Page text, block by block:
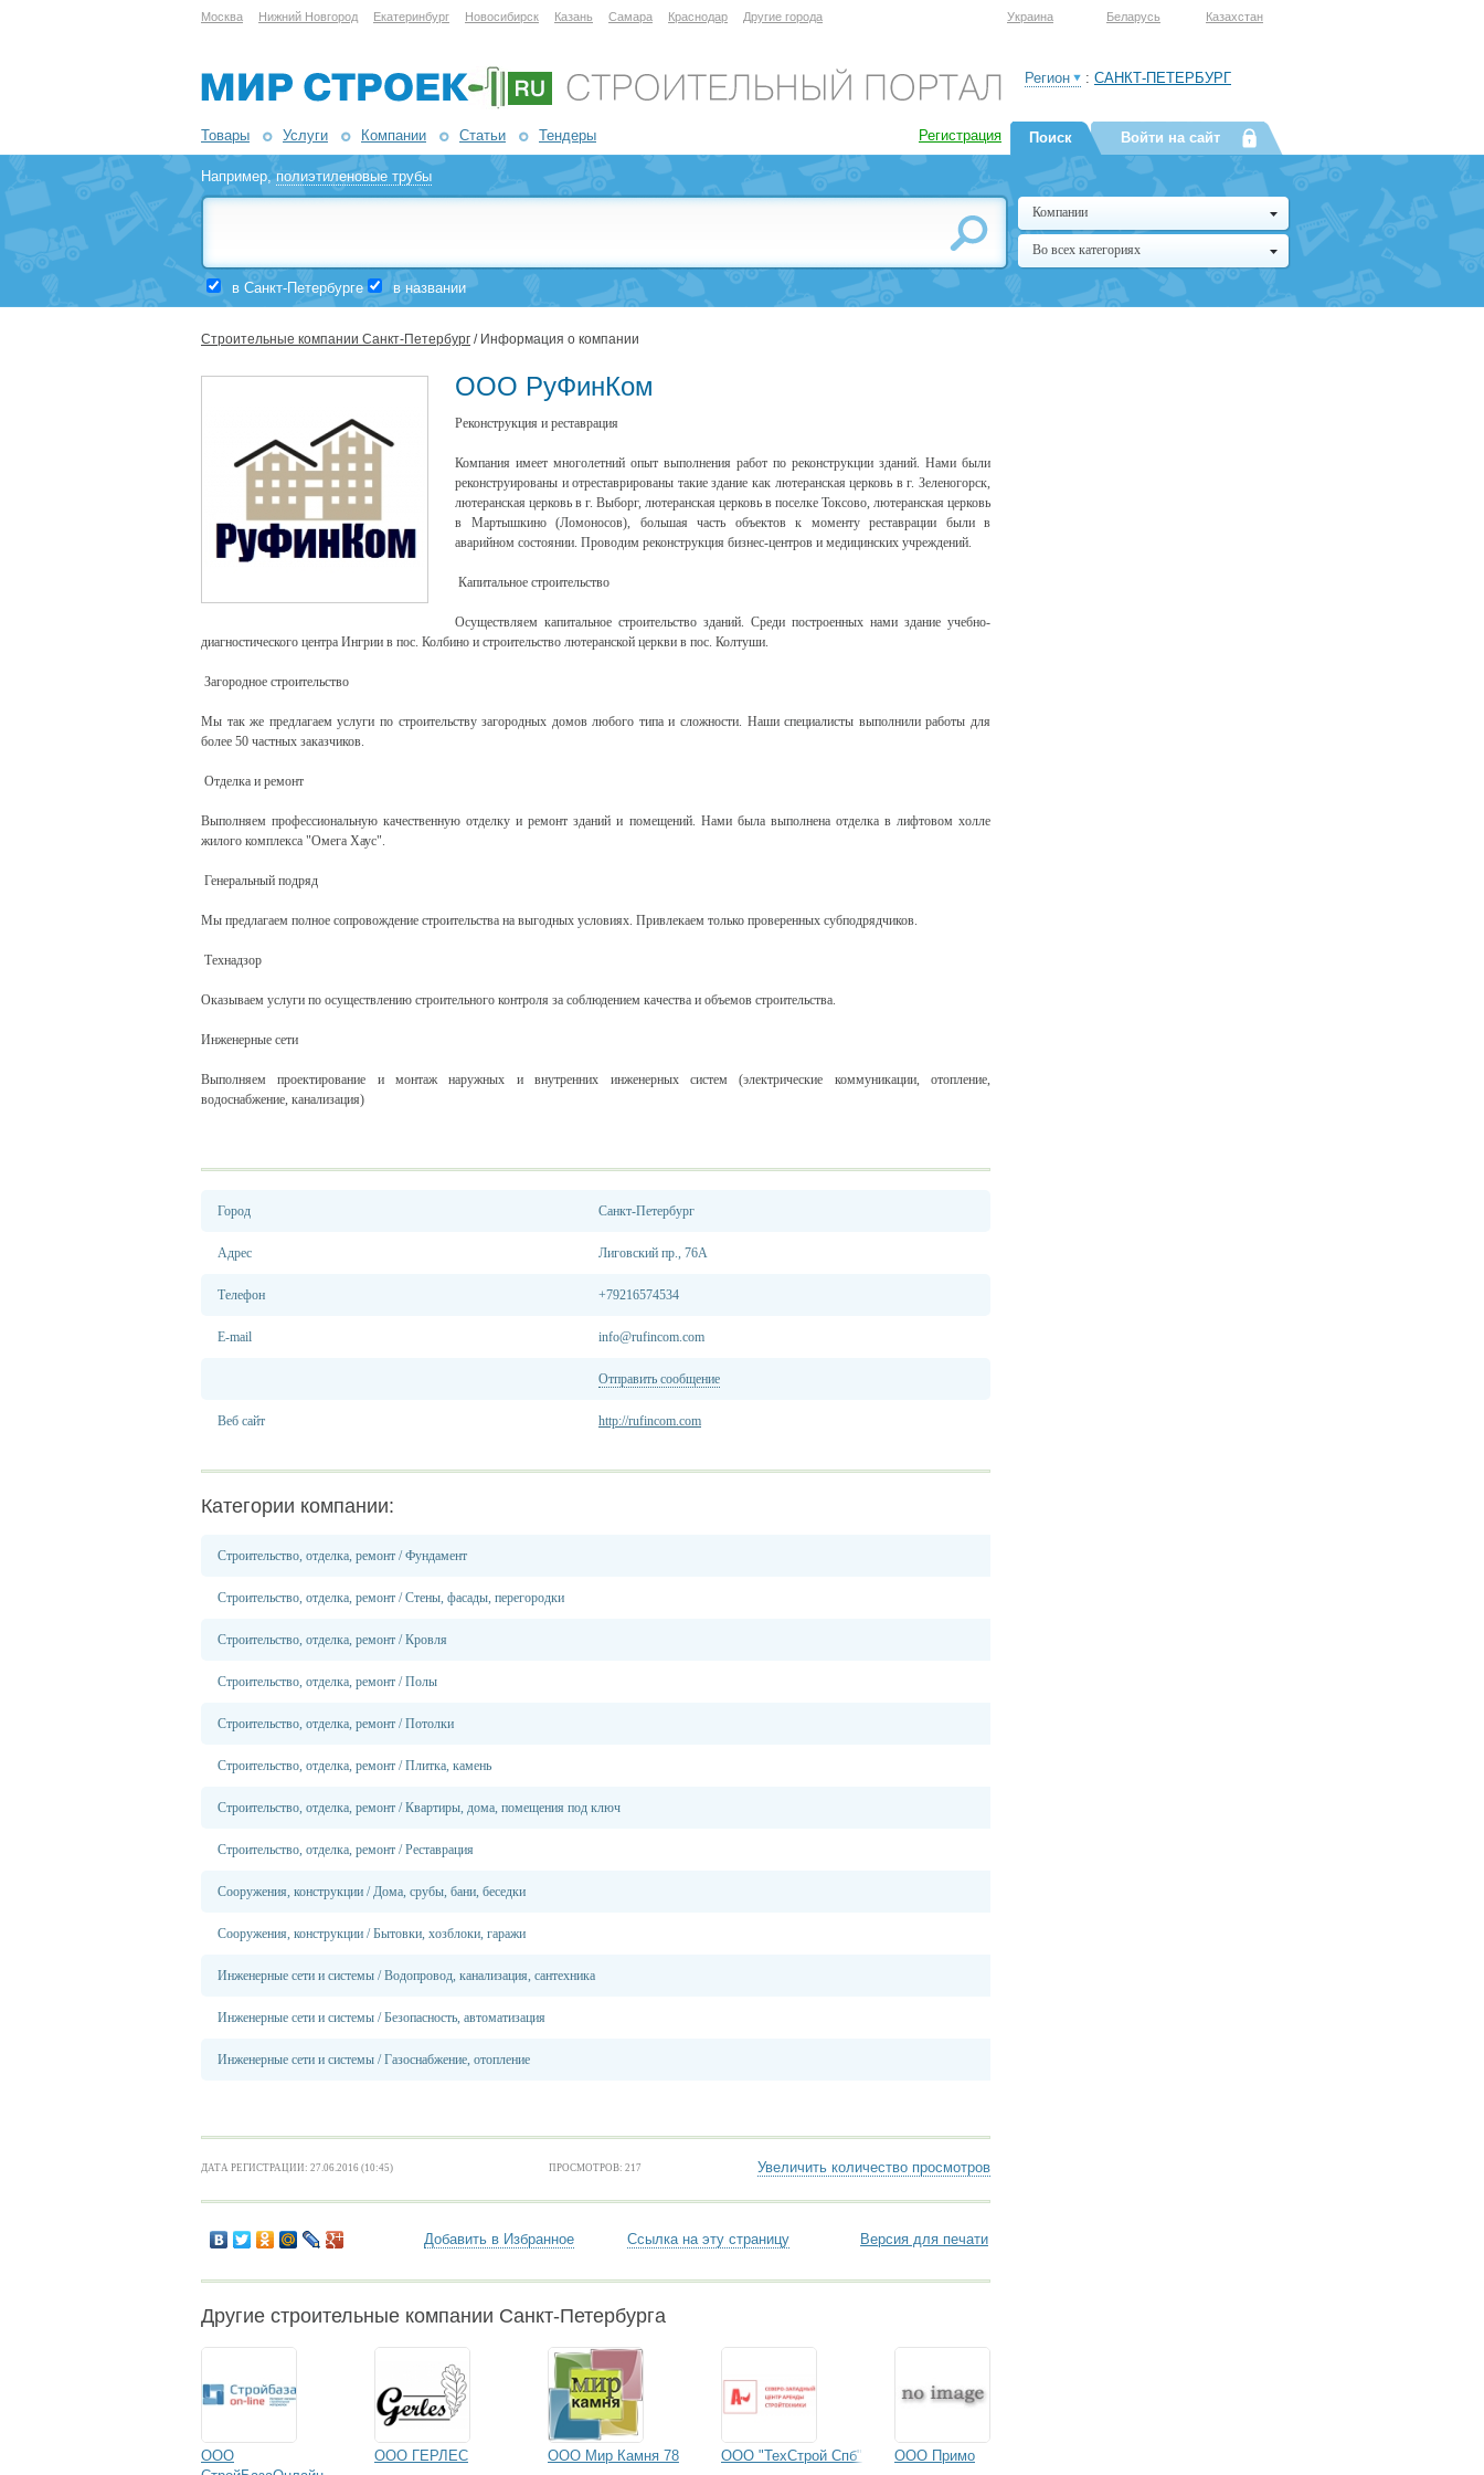
Москва Нижний Новгород Екатеринбург Новосибирск Казань Самара Краснодар Другие города Украина Беларусь Казахстан
Товары Услуги Компании Статьи Тендеры Регистрация
Регион : САНКТ-ПЕТЕРБУРГ
Например,полиэтиленовые трубы
в Санкт-Петербурге в названии
Поиск Войти на сайт
Компании
Во всех категориях
Строительные компании Санкт-Петербург / Информация о компании
ООО РуФинКом
Реконструкция и реставрация
Компания имеет многолетний опыт выполнения работ по реконструкции зданий. Нами были
реконструированы и отреставрированы такие здание как лютеранская церковь в г. Зеленогорск,
лютеранская церковь в г. Выборг, лютеранская церковь в поселке Токсово, лютеранская церковь
в Мартышкино (Ломоносов), большая часть объектов к моменту реставрации были в
аварийном состоянии. Проводим реконструкция бизнес-центров и медицинских учреждений.
Капитальное строительство
Осуществляем капитальное строительство зданий. Среди построенных нами здание учебно-
диагностического центра Ингрии в пос. Колбино и строительство лютеранской церкви в пос. Колтуши.
Загородное строительство
Мы так же предлагаем услуги по строительству загородных домов любого типа и сложности. Наши специалисты выполнили работы для
более 50 частных заказчиков.
Отделка и ремонт
Выполняем профессиональную качественную отделку и ремонт зданий и помещений. Нами была выполнена отделка в лифтовом холле
жилого комплекса "Омега Хаус".
Генеральный подряд
Мы предлагаем полное сопровождение строительства на выгодных условиях. Привлекаем только проверенных субподрядчиков.
Технадзор
Оказываем услуги по осуществлению строительного контроля за соблюдением качества и объемов строительства.
Инженерные сети
Выполняем проектирование и монтаж наружных и внутренних инженерных систем (электрические коммуникации, отопление,
водоснабжение, канализация)
Город Санкт-Петербург
Адрес Лиговский пр., 76А
Телефон +79216574534
E-mail info@rufincom.com
Отправить сообщение
Веб сайт http://rufincom.com
Категории компании:
Строительство, отделка, ремонт /Фундамент
Строительство, отделка, ремонт /Стены, фасады, перегородки
Строительство, отделка, ремонт /Кровля
Строительство, отделка, ремонт /Полы
Строительство, отделка, ремонт /Потолки
Строительство, отделка, ремонт /Плитка, камень
Строительство, отделка, ремонт /Квартиры, дома, помещения под ключ
Строительство, отделка, ремонт /Реставрация
Сооружения, конструкции /Дома, срубы, бани, беседки
Сооружения, конструкции /Бытовки, хозблоки, гаражи
Инженерные сети и системы /Водопровод, канализация, сантехника
Инженерные сети и системы /Безопасность, автоматизация
Инженерные сети и системы /Газоснабжение, отопление
ДАТА РЕГИСТРАЦИИ: 27.06.2016 (10:45) ПРОСМОТРОВ: 217 Увеличить количество просмотров
Добавить в Избранное Ссылка на эту страницу Версия для печати
Другие строительные компании Санкт-Петербурга
ООО
ООО ГЕРЛЕС ООО Мир Камня 78 ООО "ТехСтрой Спб" ООО Примо